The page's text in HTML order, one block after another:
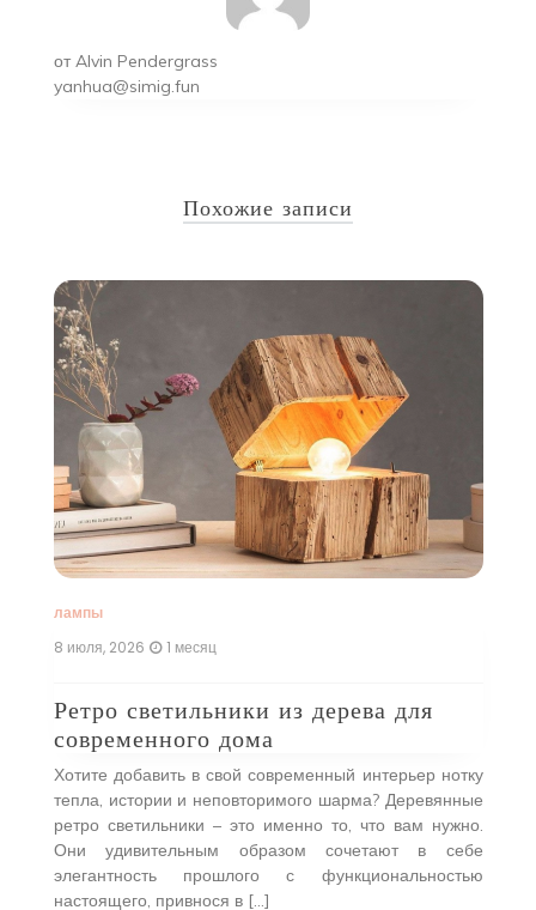
от Alvin Pendergrass
yanhua@simig.fun
Похожие записи
лампы
8 июля, 2026 1 месяц
Ретро светильники из дерева для
современного дома
Хотите добавить в свой современный интерьер нотку
тепла, истории и неповторимого шарма? Деревянные
ретро светильники – это именно то, что вам нужно.
Они удивительным образом сочетают в себе
элегантность прошлого с функциональностью
настоящего, привнося в […]